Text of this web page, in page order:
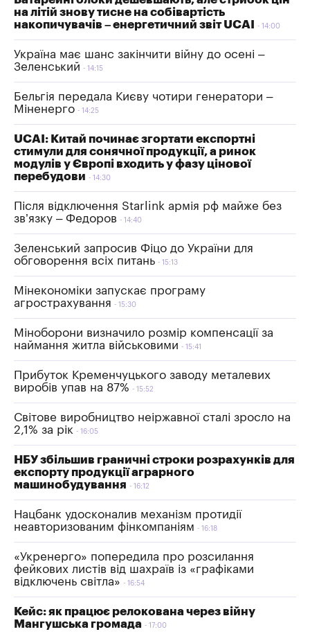
на літій знову тисне на собівартість
накопичувачів – енергетичний звіт UCAI
14:00
Україна має шанс закінчити війну до осені –
Зеленський
14:15
Бельгія передала Києву чотири генератори –
Міненерго
14:25
UCAI: Китай починає згортати експортні
стимули для сонячної продукції, а ринок
модулів у Європі входить у фазу цінової
перебудови
14:30
Після відключення Starlink армія рф майже без
зв’язку – Федоров
14:40
Зеленський запросив Фіцо до України для
обговорення всіх питань
15:13
Мінекономіки запускає програму
агрострахування
15:30
Міноборони визначило розмір компенсації за
наймання житла військовими
15:41
Прибуток Кременчуцького заводу металевих
виробів упав на 87%
15:52
Світове виробництво неіржавної сталі зросло на
2,1% за рік
16:05
НБУ збільшив граничні строки розрахунків для
експорту продукції аграрного
машинобудування
16:12
Нацбанк удосконалив механізм протидії
неавторизованим фінкомпаніям
16:18
«Укренерго» попередила про розсилання
фейкових листів від шахраїв із «графіками
відключень світла»
16:54
Кейс: як працює релокована через війну
Мангушська громада
17:00